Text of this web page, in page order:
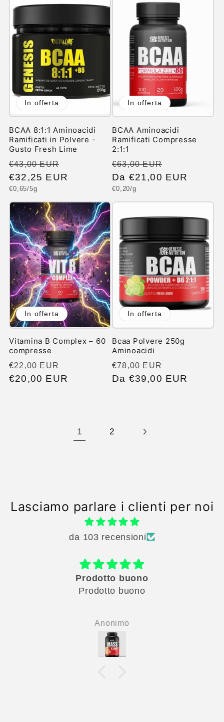
In offerta
BCAA 8:1:1 Aminoacidi
Ramificati in Polvere -
Gusto Fresh Lime
Prezzo
di
listino
€43,00 EUR
scontato
€32,25 EUR
Prezzo
€0,65/5g
In offerta
BCAA Aminoacidi
Ramificati Compresse
2:1:1
Prezzo
di
listino
€63,00 EUR
scontato
Da €21,00 EUR
Prezzo
€0,20/g
In offerta
Vitamina B Complex – 60
compresse
Prezzo
di
€22,00 EUR
scontato
€20,00 EUR
In offerta
Bcaa Polvere 250g
Aminoacidi
Prezzo
di
€78,00 EUR
scontato
Da €39,00 EUR
1 2
Lasciamo parlare i clienti per noi
da 103 recensioni
molto valido come prodotto finalmente
riesco
che sia troppo dolce, il cioccolato sembra
una proteina deliziosa, io mi sento di
consigliarlo perche pesavo 68 kg e sto
Anonimo